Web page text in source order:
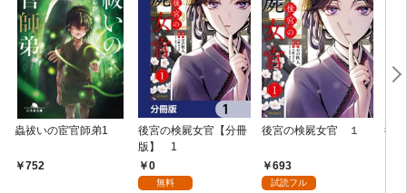
蟲祓いの宦官師弟1
752
後宮の検屍女官【分冊
版】 1
0
無料
後宮の検屍女官 １
693
試読フル
後